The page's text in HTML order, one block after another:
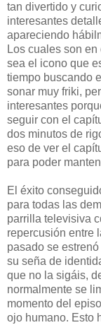
tan divertido y
interesantes
apareciendo
Los cuales son
sea el icono que
tiempo buscando
sonar muy friki,
interesantes
seguir con el
dos minutos de
eso de ver el
para poder
El éxito
para todas las
parrilla televisiva
repercusión entre
pasado se estrenó
su seña de
que no la sigáis,
normalmente se
momento del
ojo humano. Esto